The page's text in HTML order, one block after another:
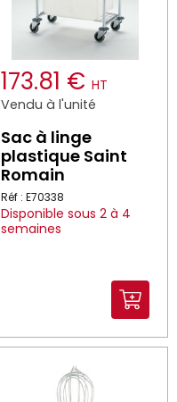
173.81 € HT
Vendu à l'unité
Sac à linge
plastique Saint
Romain
Réf : E70338
Disponible sous 2 à 4
semaines